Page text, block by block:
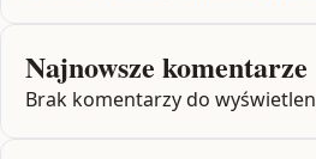
Najnowsze komentarze
Brak komentarzy do